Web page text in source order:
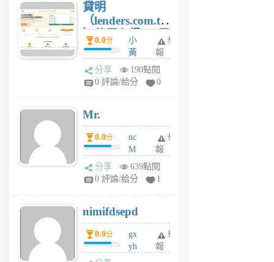
貸明
（lenders.com.tw
）使用心得 — 民
間貸款比較平台
體驗
0.0分
小
黃
蜂
1
舉
報
分享
190點閱
0 評論/給分
0
Mr.
0.0分
nc
M
U
F
U
5
個
月
舉
報
分享
639點閱
0 評論/給分
1
nimifdsepd
0.0分
gx
yh
舉
報